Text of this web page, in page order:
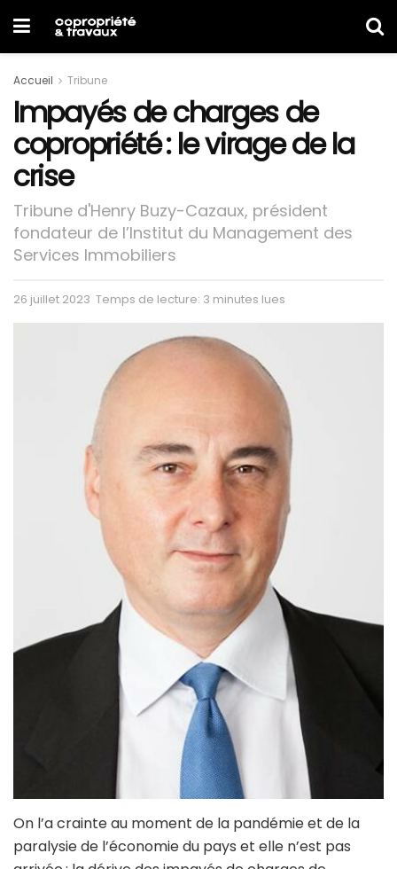
Accueil Tribune
Impayés de charges de
copropriété : le virage de la
crise
Tribune d'Henry Buzy-Cazaux, président
fondateur de l’Institut du Management des
Services Immobiliers
26 juillet 2023 Temps de lecture: 3 minutes lues
On l’a crainte au moment de la pandémie et de la
paralysie de l’économie du pays et elle n’est pas